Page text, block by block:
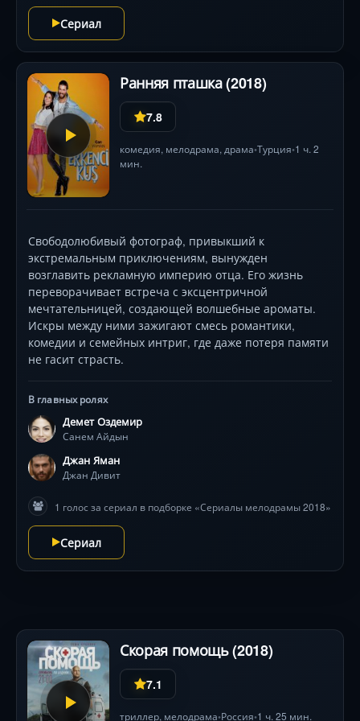
справедливости и искуплении .
Сериал
Ранняя пташка (2018)
7.8
комедия, мелодрама, драма•Турция•1 ч. 2
мин.
Свободолюбивый фотограф, привыкший к
экстремальным приключениям, вынужден
возглавить рекламную империю отца. Его жизнь
переворачивает встреча с эксцентричной
мечтательницей, создающей волшебные ароматы.
Искры между ними зажигают смесь романтики,
комедии и семейных интриг, где даже потеря памяти
не гасит страсть.
В главных ролях
Демет Оздемир
Санем Айдын
Джан Яман
Джан Дивит
1 голос за сериал в подборке «Сериалы мелодрамы 2018»
Сериал
Скорая помощь (2018)
7.1
триллер, мелодрама•Россия•1 ч. 25 мин.